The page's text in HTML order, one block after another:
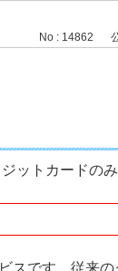
No : 14862
ットカードのみ
スです。従来